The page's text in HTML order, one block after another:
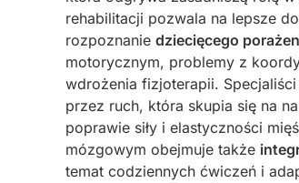
rehabilitacji pozwala na lepsze
rozpoznanie dziecięcego
motorycznym, problemy z
wdrożenia fizjoterapii.
przez ruch, która skupia się na
poprawie siły i elastyczności
mózgowym obejmuje także
temat codziennych ćwiczeń i